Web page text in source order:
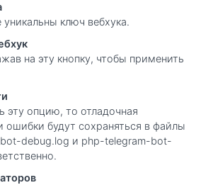
уникальны ключ вебхука.
на эту кнопку, чтобы применить
эту опцию, то отладочная
ошибки будут сохраняться в файлы
debug.log и php-telegram-bot-